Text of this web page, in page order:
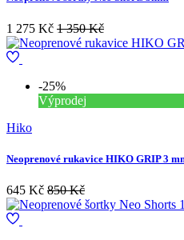
1 275 Kč 1 350 Kč
-25%
Výprodej
Hiko
Neoprenové rukavice HIKO GRIP 3
645 Kč 850 Kč